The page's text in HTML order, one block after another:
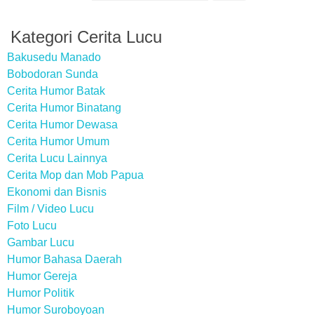
Kategori Cerita Lucu
Bakusedu Manado
Bobodoran Sunda
Cerita Humor Batak
Cerita Humor Binatang
Cerita Humor Dewasa
Cerita Humor Umum
Cerita Lucu Lainnya
Cerita Mop dan Mob Papua
Ekonomi dan Bisnis
Film / Video Lucu
Foto Lucu
Gambar Lucu
Humor Bahasa Daerah
Humor Gereja
Humor Politik
Humor Suroboyoan